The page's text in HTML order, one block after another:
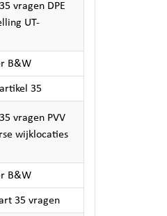
vragen DPE
UT-
B&W
35
vragen PVV
wijklocaties
B&W
35 vragen